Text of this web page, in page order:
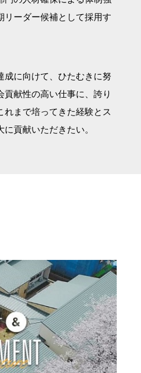
リーダー候補として採用す
成に向けて、ひたむきに努
献性の高い仕事に、誇り
れまで培ってきた経験とス
貢献いただきたい。